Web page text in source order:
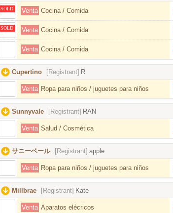
SOLD Venta Cocina / Comida
SOLD Venta Cocina / Comida
Venta Cocina / Comida
Cupertino [Registrant] R
Venta Ropa para niños / juguetes para niños
Sunnyvale [Registrant] RAN
Venta Salud / Cosmética
サニーベール [Registrant] apple
Venta Ropa para niños / juguetes para niños
Millbrae [Registrant] Kate
Venta Aparatos elécricos